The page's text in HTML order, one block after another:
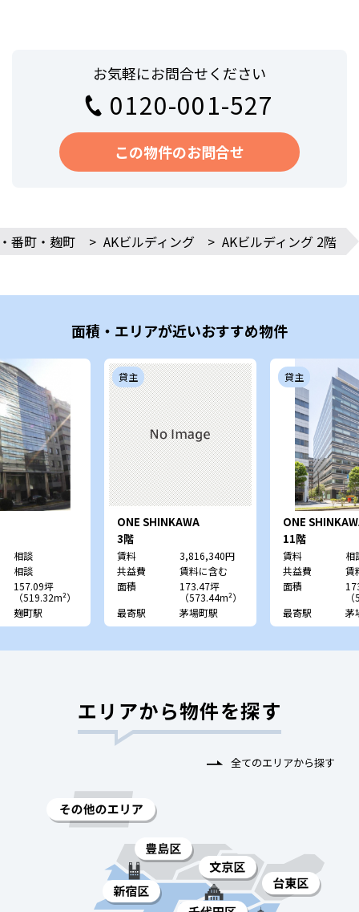
お気軽にお問合せください
0120-001-527
この物件のお問合せ
番町・麹町 > AKビルディング > AKビルディング 2階
面積・エリアが近いおすすめ物件
相談
相談
157.09坪
（519.32m²）
麹町駅
貸主
ONE SHINKAWA
3階
賃料
3,816,340円
共益費
賃料に含む
面積
173.47坪
（573.44m²）
最寄駅
茅場町駅
貸主
ONE
11階
賃料
相
共益費
賃
面積
最寄駅
茅
エリアから物件を探す
全てのエリアから探す